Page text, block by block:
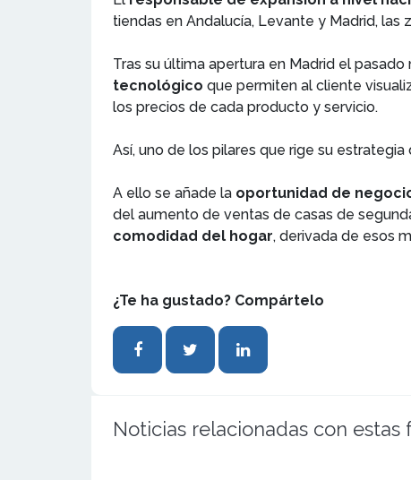
tiendas en Andalucía, Levante y Madrid,
Tras su última apertura en Madrid el
tecnológico que permiten al cliente
los precios de cada producto y servicio.
Así, uno de los pilares que rige su estrategia
A ello se añade la oportunidad de
del aumento de ventas de casas de
comodidad del hogar, derivada de esos
¿Te ha gustado? Compártelo
Noticias relacionadas con estas